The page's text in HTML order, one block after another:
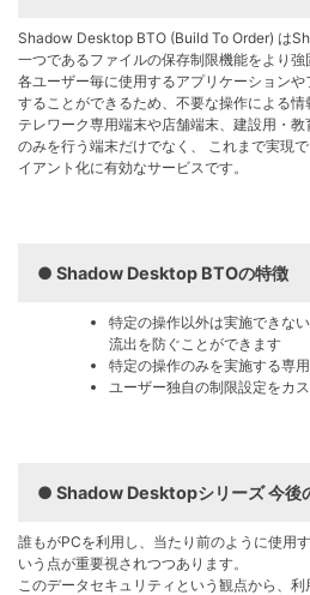
Shadow Desktop BTO (Build To Order) は
⼀つであるファイルの保存制限機能をより強
各ユーザー毎に使⽤するアプリケーション
することができるため、不要な操作による情
テレワーク専⽤端末や店舗端末、建設⽤・
のみを⾏う端末だけでなく、 これまで実現
イアント化に有効なサービスです。
Shadow Desktop BTOの特徴
特定の操作以外は実施できな
流出を防ぐことができます
特定の操作のみを実施する専
ユーザー独⾃の制限設定をカ
Shadow Desktopシリーズ 今後
誰もがPCを利⽤し、当たり前のように使⽤
いう点が重要視されつつあります。
このデータセキュリティという観点から、